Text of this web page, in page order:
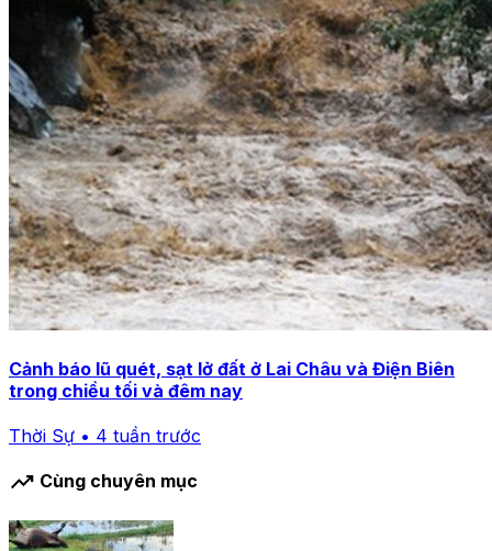
Cảnh báo lũ quét, sạt lở đất ở Lai Châu và Điện Biên
trong chiều tối và đêm nay
Thời Sự • 4 tuần trước
trending_up Cùng chuyên mục